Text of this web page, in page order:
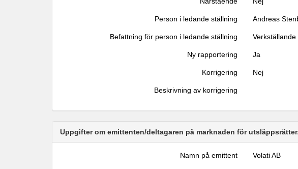
Person i ledande ställning Andreas
Befattning för person i ledande ställning
Ny rapportering Ja
Korrigering Nej
Beskrivning av korrigering
Uppgifter om emittenten/deltagaren på marknaden för
Namn på emittent Volati AB